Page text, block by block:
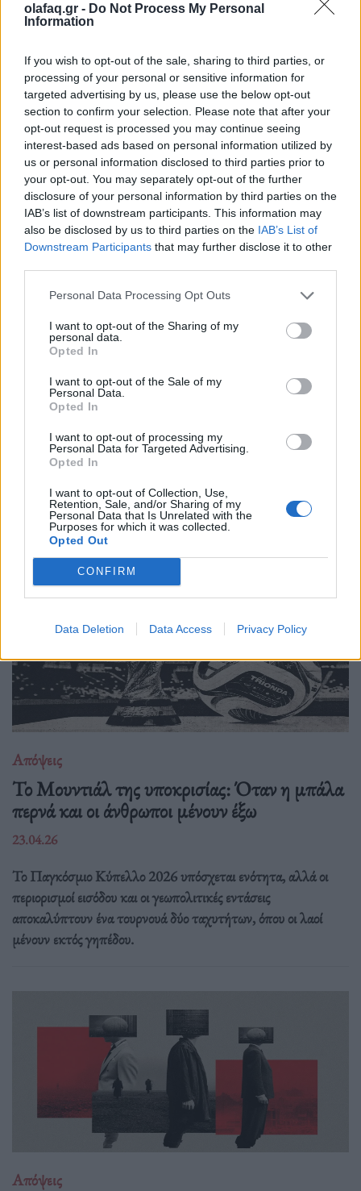
olafaq.gr - Do Not Process My Personal
Information
If you wish to opt-out of the sale, sharing to third parties, or
processing of your personal or sensitive information for
targeted advertising by us, please use the below opt-out
section to confirm your selection. Please note that after your
opt-out request is processed you may continue seeing
interest-based ads based on personal information utilized by
us or personal information disclosed to third parties prior to
your opt-out. You may separately opt-out of the further
disclosure of your personal information by third parties on the
IAB’s list of downstream participants. This information may
also be disclosed by us to third parties on the IAB’s List of
Downstream Participants that may further disclose it to other
Personal Data Processing Opt Outs
I want to opt-out of the Sharing of my
personal data.
Opted In
I want to opt-out of the Sale of my
Personal Data.
Opted In
I want to opt-out of processing my
Personal Data for Targeted Advertising.
Opted In
I want to opt-out of Collection, Use,
Retention, Sale, and/or Sharing of my
Personal Data that Is Unrelated with the
Purposes for which it was collected.
Opted Out
CONFIRM
Data Deletion Data Access Privacy Policy
28.05.26
Κάθε καλοκαίρι δεν έρχονται μόνο οι συναυλίες. Έρχεται κι
εκείνος που θα σου πει αν αξίζεις να είσαι εκεί. Spoiler: «δεν
αξίζεις».
Απόψεις
Tο μέλλον μοιάζει ήδη βαρετό
Νέα έρευνα δείχνει πως όταν η τεχνητή νοημοσύνη τρέφεται
άψυχο, προβλέψιμο και μέτριο υλικό. Με λίγα λόγια, το
internet μετατρέπεται σιγά σιγά
Απόψεις
Το Μουντιάλ της υποκρισίας: Όταν η μπάλα
περνά και οι άνθρωποι μένουν έξω
23.04.26
Το Παγκόσμιο Κύπελλο 2026 υπόσχεται ενότητα, αλλά οι
περιορισμοί εισόδου και οι γεωπολιτικές εντάσεις
αποκαλύπτουν ένα τουρνουά δύο ταχυτήτων, όπου οι λαοί
μένουν εκτός γηπέδου.
Απόψεις